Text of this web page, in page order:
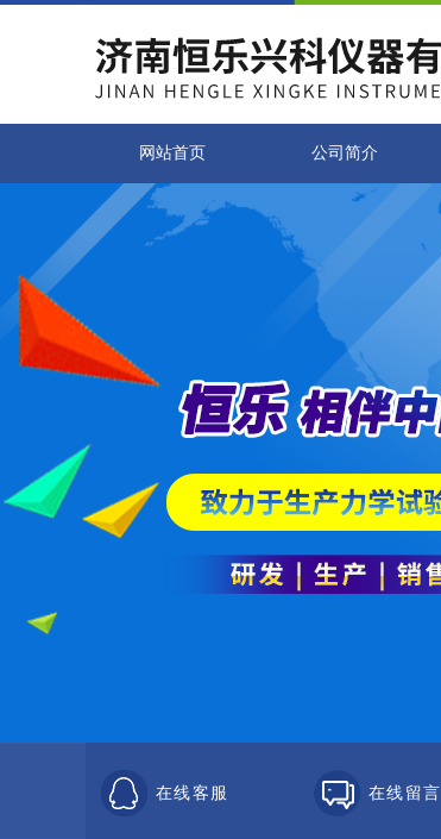
网站首页 公司简介
在线客服 在线留言